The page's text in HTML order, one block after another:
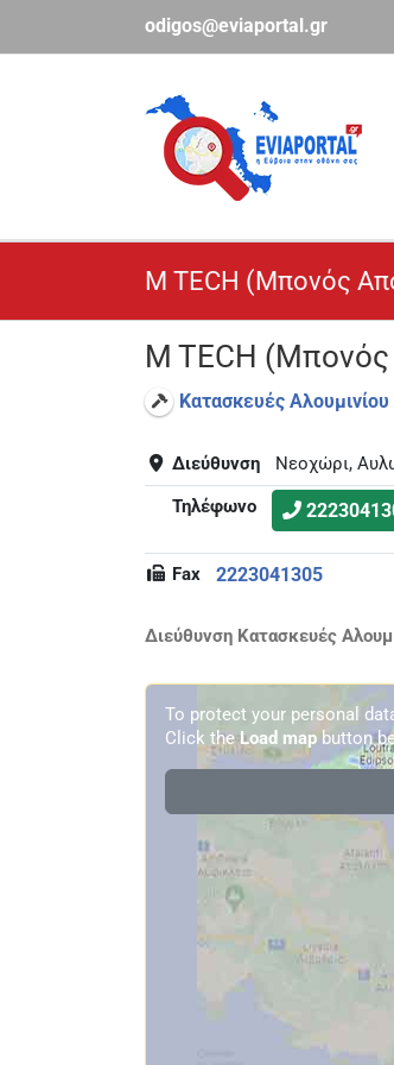
περιεχόμενο
odigos@eviaportal.gr
M TECH (Μπονός
M TECH (Μπονός
Κατασκευές Αλουμινίου
Διεύθυνση
Νεοχώρι,
Τηλέφωνο
Fax 2223041305
Διεύθυνση Κατασκευές
To protect your personal
Click the Load mapbutton